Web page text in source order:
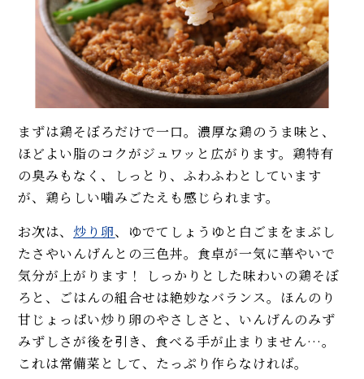
まずは鶏そぼろだけで一口。濃厚な鶏のうま味と、
ほどよい脂のコクがジュワッと広がります。鶏特有
の臭みもなく、しっとり、ふわふわとしています
が、鶏らしい噛みごたえも感じられます。
お次は、 炒り卵、ゆでてしょうゆと白ごまをまぶし
たさやいんげんとの三色丼。食卓が一気に華やいで
気分が上がります！ しっかりとした味わいの鶏そぼ
ろと、ごはんの組合せは絶妙なバランス。ほんのり
甘じょっぱい炒り卵のやさしさと、いんげんのみず
みずしさが後を引き、食べる手が止まりません…。
これは常備菜として、たっぷり作らなければ。